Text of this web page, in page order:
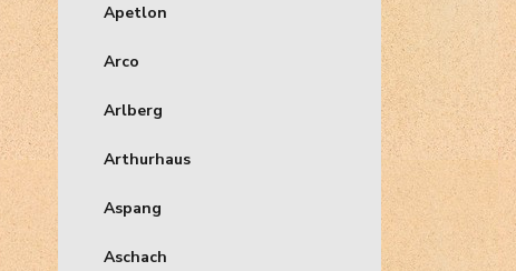
Apetlon
Arco
Arlberg
Arthurhaus
Aspang
Aschach